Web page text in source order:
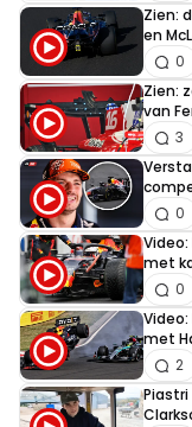
Zien:
en
0
Zien:
van
3
0
met
0
met
2